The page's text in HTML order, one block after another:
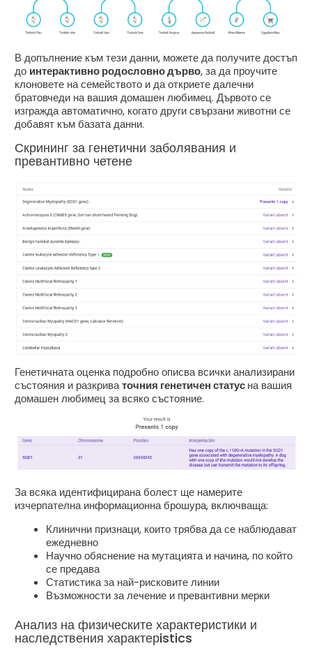
В допълнение към тези данни, можете да получите достъп
до интерактивно родословно дърво, за да проучите
клоновете на семейството и да откриете далечни
братовчеди на вашия домашен любимец. Дървото се
изгражда автоматично, когато други свързани животни се
добавят към базата данни.
Скрининг за генетични заболявания и
превантивно четене
Генетичната оценка подробно описва всички анализирани
състояния и разкриваточния генетичен статусна вашия
домашен любимец за всяко състояние.
За всяка идентифицирана болест ще намерите
изчерпателна информационна брошура, включваща:
Клинични признаци, които трябва да се наблюдават
ежедневно
Научно обяснение на мутацията и начина, по който
се предава
Статистика за най-рисковите линии
Възможности за лечение и превантивни мерки
Анализ на физическите характеристики и
наследствения характерistics